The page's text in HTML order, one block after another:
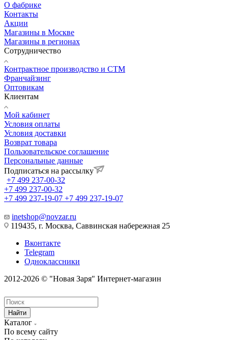
О фабрике
Контакты
Акции
Магазины в Москве
Магазины в регионах
Сотрудничество
Контрактное производство и СТМ
Франчайзинг
Оптовикам
Клиентам
Мой кабинет
Условия оплаты
Условия доставки
Возврат товара
Пользовательское соглашение
Персональные данные
Подписаться на рассылку
+7 499 237-00-32
+7 499 237-00-32
+7 499 237-19-07 +7 499 237-19-07
inetshop@novzar.ru
119435, г. Москва, Саввинская набережная 25
Вконтакте
Telegram
Одноклассники
2012-2026 © "Новая Заря" Интернет-магазин
Найти
Каталог
По всему сайту